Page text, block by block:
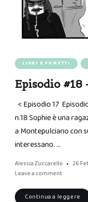
LIBRI E FUMETTI
Episodio #18
< Episodio 17
n.18 Sophie è una
a Montepulciano con
interessano. …
Alessia Zuccarello 26
Leave a comment
Continua a leggere